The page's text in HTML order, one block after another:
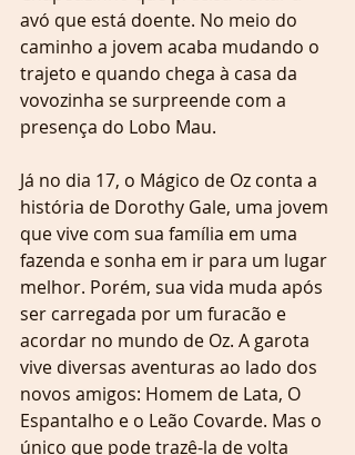
avó que está doente. No meio do
caminho a jovem acaba mudando o
trajeto e quando chega à casa da
vovozinha se surpreende com a
presença do Lobo Mau.
Já no dia 17, o Mágico de Oz conta a
história de Dorothy Gale, uma jovem
que vive com sua família em uma
fazenda e sonha em ir para um lugar
melhor. Porém, sua vida muda após
ser carregada por um furacão e
acordar no mundo de Oz. A garota
vive diversas aventuras ao lado dos
novos amigos: Homem de Lata, O
Espantalho e o Leão Covarde. Mas o
único que pode trazê-la de volta